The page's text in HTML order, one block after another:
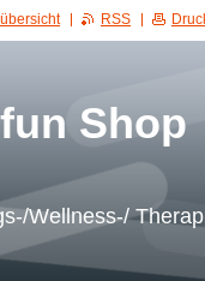
Wellness-/
RSS